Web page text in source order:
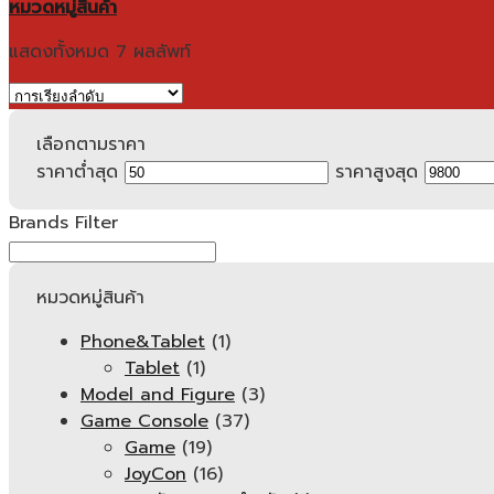
หมวดหมู่สินค้า
แสดงทั้งหมด 7 ผลลัพท์
เลือกตามราคา
ราคาต่ำสุด
ราคาสูงสุด
Brands Filter
หมวดหมู่สินค้า
Phone&Tablet (1)
Tablet (1)
Model and Figure (3)
Game Console (37)
Game (19)
JoyCon (16)